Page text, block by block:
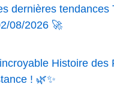
dernières tendances
08/2026 🚀
Histoire des
! 🌿✨